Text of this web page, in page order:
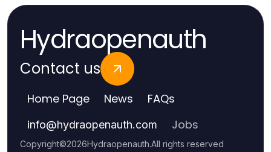
Hydraopenauth
Contact us
Home Page News FAQs
info@hydraopenauth.com Jobs
Copyright©2026Hydraopenauth.All rights reserved